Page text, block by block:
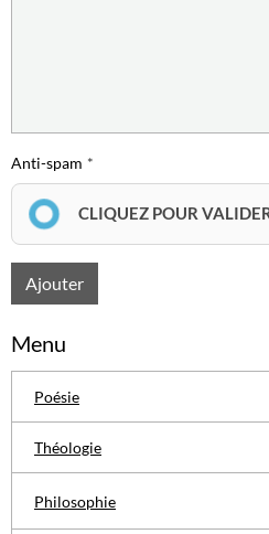
Anti-spam
CLIQUEZ POUR
Ajouter
Menu
Poésie
Théologie
Philosophie